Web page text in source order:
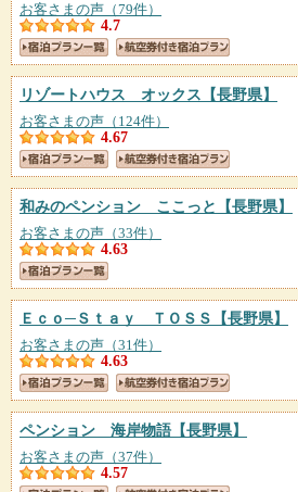
お客さまの声（79件）
4.7
リゾートハウス オックス 【長野県】
お客さまの声（124件）
4.67
和みのペンション ここっと 【長野県】
お客さまの声（33件）
4.63
Ｅｃｏ─Ｓｔａｙ ＴＯＳＳ 【長野県】
お客さまの声（31件）
4.63
ペンション 海岸物語 【長野県】
お客さまの声（37件）
4.57